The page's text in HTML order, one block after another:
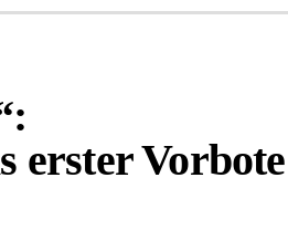
erster Vorbote